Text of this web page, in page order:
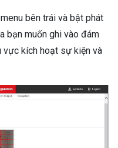
bên trái và bật phát
bạn muốn ghi vào đám
vực kích hoạt sự kiện và